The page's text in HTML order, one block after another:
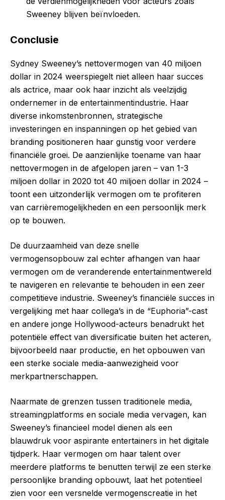
Sweeney blijven beïnvloeden.
Conclusie
Sydney Sweeney’s nettovermogen van 40 miljoen
dollar in 2024 weerspiegelt niet alleen haar succes
als actrice, maar ook haar inzicht als veelzijdig
ondernemer in de entertainmentindustrie. Haar
diverse inkomstenbronnen, strategische
investeringen en inspanningen op het gebied van
branding positioneren haar gunstig voor verdere
financiële groei. De aanzienlijke toename van haar
nettovermogen in de afgelopen jaren – van 1-3
miljoen dollar in 2020 tot 40 miljoen dollar in 2024 –
toont een uitzonderlijk vermogen om te profiteren
van carrièremogelijkheden en een persoonlijk merk
op te bouwen.
De duurzaamheid van deze snelle
vermogensopbouw zal echter afhangen van haar
vermogen om de veranderende entertainmentwereld
te navigeren en relevantie te behouden in een zeer
competitieve industrie. Sweeney’s financiële succes in
vergelijking met haar collega’s in de “Euphoria”-cast
en andere jonge Hollywood-acteurs benadrukt het
potentiële effect van diversificatie buiten het acteren,
bijvoorbeeld naar productie, en het opbouwen van
een sterke sociale media-aanwezigheid voor
merkpartnerschappen.
Naarmate de grenzen tussen traditionele media,
streamingplatforms en sociale media vervagen, kan
Sweeney’s financieel model dienen als een
blauwdruk voor aspirante entertainers in het digitale
tijdperk. Haar vermogen om haar talent over
meerdere platforms te benutten terwijl ze een sterke
persoonlijke branding opbouwt, laat het potentieel
zien voor een versnelde vermogenscreatie in het